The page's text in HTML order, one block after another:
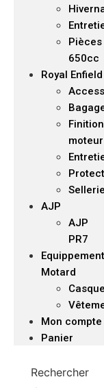
Pièces
650cc
Royal Enfield
Finition
moteur
Sellerie
AJP
AJP
PR7
Equippement
Motard
Mon compte
Panier
Rechercher